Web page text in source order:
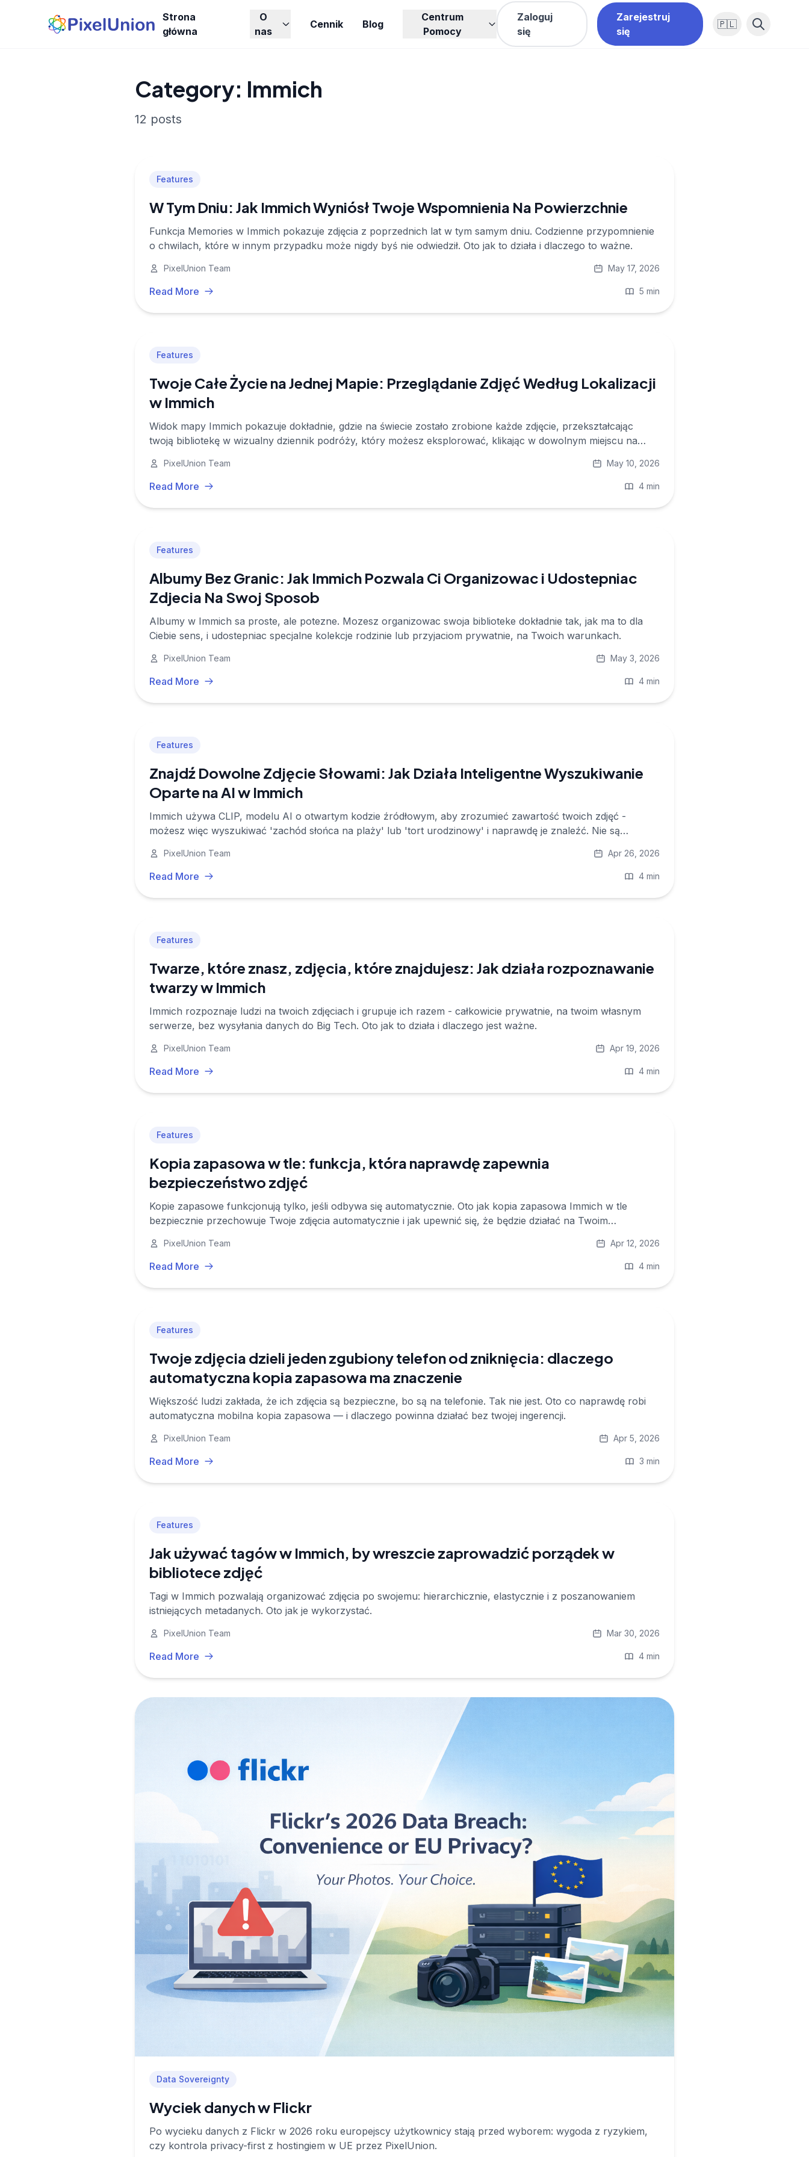
Strona
główna
O
nas
Cennik Blog
Centrum
Pomocy
Zaloguj
się
Zarejestruj
się
🇵🇱
Category: Immich
12 posts
Features
W Tym Dniu: Jak Immich Wyniósł Twoje Wspomnienia Na Powierzchnie
Funkcja Memories w Immich pokazuje zdjęcia z poprzednich lat w tym samym dniu. Codzienne przypomnienie
o chwilach, które w innym przypadku może nigdy byś nie odwiedził. Oto jak to działa i dlaczego to ważne.
PixelUnion Team May 17, 2026
Read More 5 min
Features
Twoje Całe Życie na Jednej Mapie: Przeglądanie Zdjęć Według Lokalizacji
w Immich
Widok mapy Immich pokazuje dokładnie, gdzie na świecie zostało zrobione każde zdjęcie, przekształcając
twoją bibliotekę w wizualny dziennik podróży, który możesz eksplorować, klikając w dowolnym miejscu na
PixelUnion Team May 10, 2026
Read More 4 min
Features
Albumy Bez Granic: Jak Immich Pozwala Ci Organizowac i Udostepniac
Zdjecia Na Swoj Sposob
Albumy w Immich sa proste, ale potezne. Mozesz organizowac swoja biblioteke dokładnie tak, jak ma to dla
Ciebie sens, i udostepniac specjalne kolekcje rodzinie lub przyjaciom prywatnie, na Twoich warunkach.
PixelUnion Team May 3, 2026
Read More 4 min
Features
Znajdź Dowolne Zdjęcie Słowami: Jak Działa Inteligentne Wyszukiwanie
Oparte na AI w Immich
Immich używa CLIP, modelu AI o otwartym kodzie źródłowym, aby zrozumieć zawartość twoich zdjęć -
możesz więc wyszukiwać 'zachód słońca na plaży' lub 'tort urodzinowy' i naprawdę je znaleźć. Nie są
PixelUnion Team Apr 26, 2026
Read More 4 min
Features
Twarze, które znasz, zdjęcia, które znajdujesz: Jak działa rozpoznawanie
twarzy w Immich
Immich rozpoznaje ludzi na twoich zdjęciach i grupuje ich razem - całkowicie prywatnie, na twoim własnym
serwerze, bez wysyłania danych do Big Tech. Oto jak to działa i dlaczego jest ważne.
PixelUnion Team Apr 19, 2026
Read More 4 min
Features
Kopia zapasowa w tle: funkcja, która naprawdę zapewnia
bezpieczeństwo zdjęć
Kopie zapasowe funkcjonują tylko, jeśli odbywa się automatycznie. Oto jak kopia zapasowa Immich w tle
bezpiecznie przechowuje Twoje zdjęcia automatycznie i jak upewnić się, że będzie działać na Twoim
PixelUnion Team Apr 12, 2026
Read More 4 min
Features
Twoje zdjęcia dzieli jeden zgubiony telefon od zniknięcia: dlaczego
automatyczna kopia zapasowa ma znaczenie
Większość ludzi zakłada, że ich zdjęcia są bezpieczne, bo są na telefonie. Tak nie jest. Oto co naprawdę robi
automatyczna mobilna kopia zapasowa — i dlaczego powinna działać bez twojej ingerencji.
PixelUnion Team Apr 5, 2026
Read More 3 min
Features
Jak używać tagów w Immich, by wreszcie zaprowadzić porządek w
bibliotece zdjęć
Tagi w Immich pozwalają organizować zdjęcia po swojemu: hierarchicznie, elastycznie i z poszanowaniem
istniejących metadanych. Oto jak je wykorzystać.
PixelUnion Team Mar 30, 2026
Read More 4 min
Data Sovereignty
Wyciek danych w Flickr
Po wycieku danych z Flickr w 2026 roku europejscy użytkownicy stają przed wyborem: wygoda z ryzykiem,
czy kontrola privacy-first z hostingiem w UE przez PixelUnion.